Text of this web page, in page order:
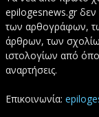
epilogesnews.gr δεν
των αρθογράφων,
άρθρων, των
ιστολογίων από
αναρτήσεις.
Επικοινωνία: